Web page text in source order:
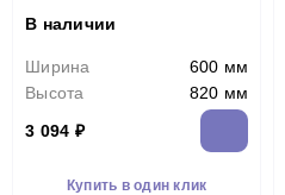
В наличии
Ширина
600 мм
Высота
820 мм
3 094 ₽
Купить в один клик